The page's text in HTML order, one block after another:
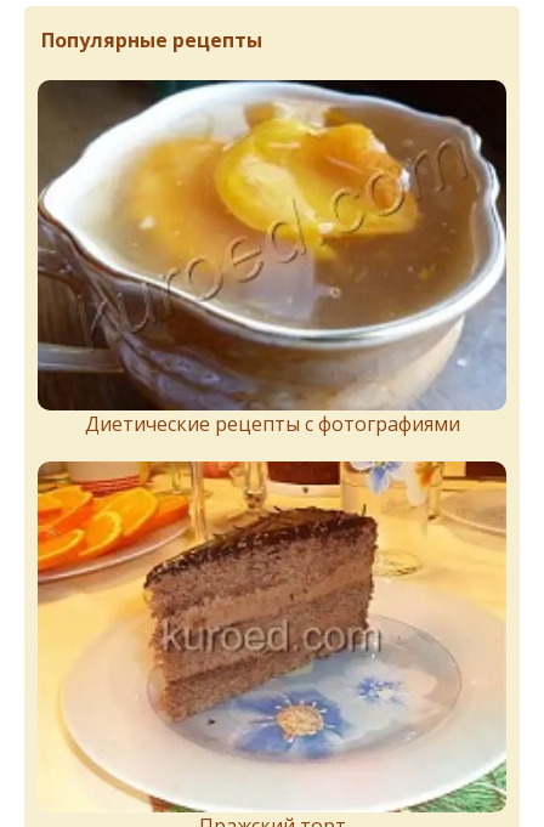
Популярные рецепты
Диетические рецепты с фотографиями